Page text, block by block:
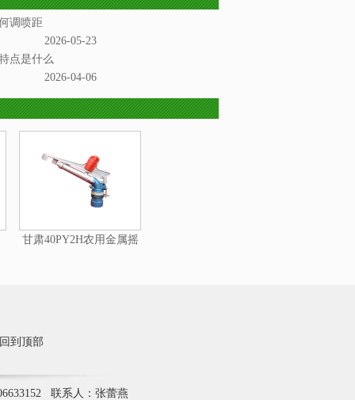
调喷距
2026-05-23
点是什么
2026-04-06
甘肃40PY2H农用金属摇
回到顶部
联系人：张蕾燕